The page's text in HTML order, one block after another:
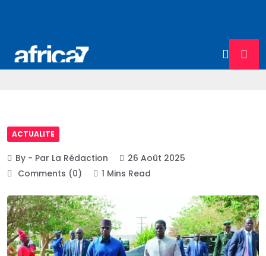
ACTUALITE
By - Par La Rédaction
26 Août 2025
Comments (0)
1 Mins Read